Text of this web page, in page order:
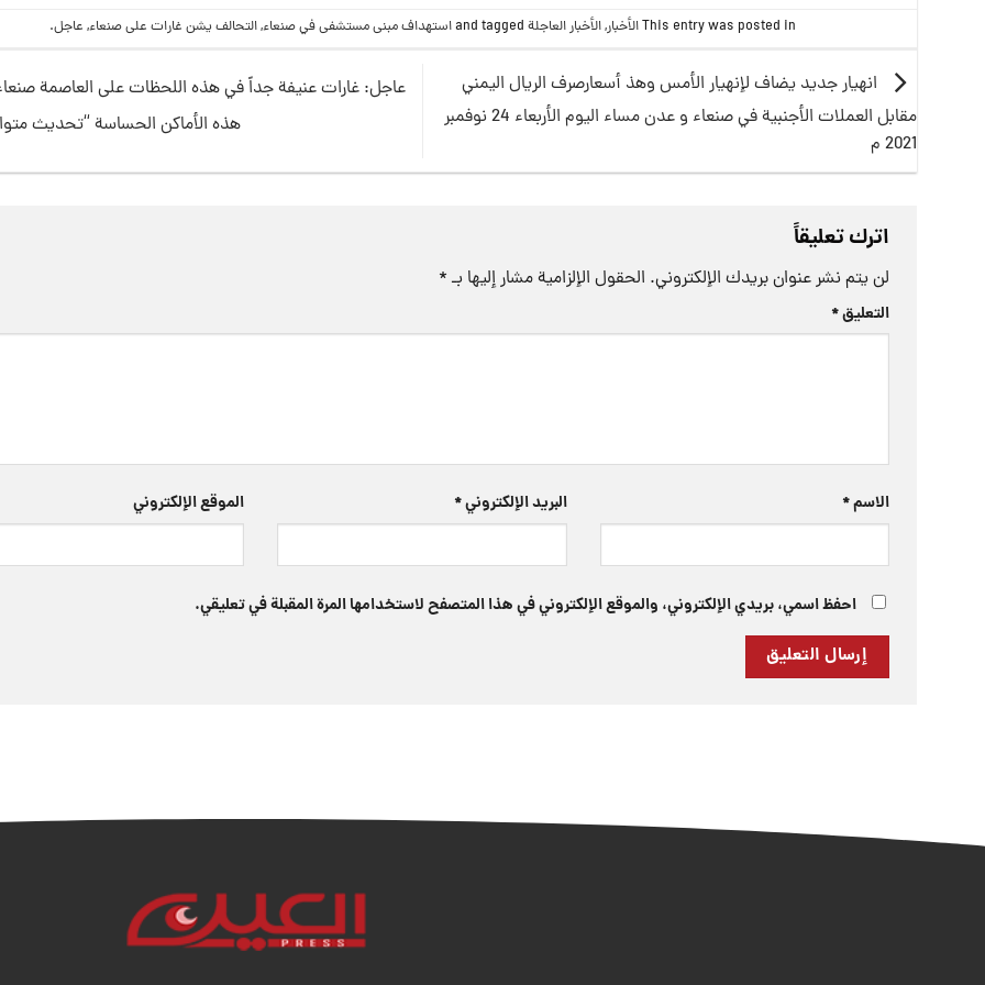
This entry was posted inالأخبار,الأخبار العاجلة استهداف مبنى مستشفى في صنعاء,التحالف يشن غارات على صنعاء, عاجل.
انهيار جديد يضاف لإنهيار الأمس وهذ أسعارصرف الريال اليمني
مقابل العملات الأجنبية في صنعاء و عدن مساء اليوم الأربعاء 24 نوفمبر
2021 م
عاجل: غارات عنيفة جداً في هذه اللحظات على العاصمة
هذه الأماكن الحساسة “تحديث
اترك تعليقاً
لن يتم نشر عنوان بريدك الإلكتروني. الحقول الإلزامية مشار إليها بـ *
التعليق*
الاسم* البريد الإلكتروني* الموقع الإلكتروني
احفظ اسمي، بريدي الإلكتروني، والموقع الإلكتروني في هذا المتصفح لاستخدامها المرة المقبلة في تعليقي.